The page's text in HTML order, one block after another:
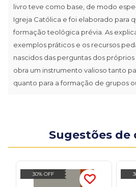
livro teve como base, de modo
Igreja Católica e foi elaborado para
formação teológica prévia. As
exemplos práticos e os recursos
nascidos das perguntas dos
obra um instrumento valioso tanto
quanto para a formação de grupos
Sugestões de
30% OFF